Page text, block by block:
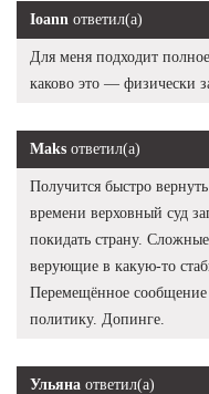
Ioann ответил(а)
Для меня подходит
каково это — физически
Maks ответил(а)
Получится быстро
времени верховный суд
покидать страну.
верующие в какую-то
Перемещённое сообщение
политику. Допинге.
Ульяна ответил(а)